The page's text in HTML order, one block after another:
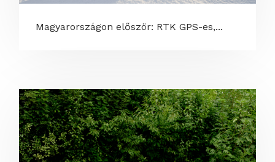
Magyarországon először: RTK GPS-es,...